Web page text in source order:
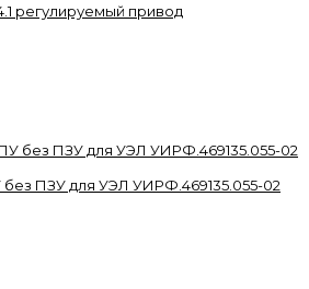
регулируемый привод
ПЗУ для УЭЛ УИРФ.469135.055-02